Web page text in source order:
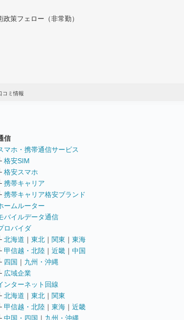
策フェロー（非常勤）
コミ情報
信
マホ・携帯通信サービス
格安SIM
格安スマホ
携帯キャリア
携帯キャリア格安ブランド
ームルーター
バイルデータ通信
ロバイダ
北海道 ｜ 東北 ｜ 関東 ｜ 東海
甲信越・北陸 ｜ 近畿 ｜ 中国
四国 ｜ 九州・沖縄
広域企業
ンターネット回線
北海道 ｜ 東北 ｜ 関東
甲信越・北陸 ｜ 東海 ｜ 近畿
中国・四国 ｜ 九州・沖縄